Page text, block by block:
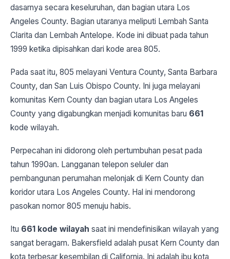
dasarnya secara keseluruhan, dan bagian utara Los
Angeles County. Bagian utaranya meliputi Lembah Santa
Clarita dan Lembah Antelope. Kode ini dibuat pada tahun
1999 ketika dipisahkan dari kode area 805.
Pada saat itu, 805 melayani Ventura County, Santa Barbara
County, dan San Luis Obispo County. Ini juga melayani
komunitas Kern County dan bagian utara Los Angeles
County yang digabungkan menjadi komunitas baru 661
kode wilayah.
Perpecahan ini didorong oleh pertumbuhan pesat pada
tahun 1990an. Langganan telepon seluler dan
pembangunan perumahan melonjak di Kern County dan
koridor utara Los Angeles County. Hal ini mendorong
pasokan nomor 805 menuju habis.
Itu 661 kode wilayah saat ini mendefinisikan wilayah yang
sangat beragam. Bakersfield adalah pusat Kern County dan
kota terbesar kesembilan di California. Ini adalah ibu kota